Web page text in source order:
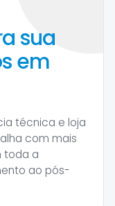
sua
em
técnica e loja
com mais
toda a
ao pós-